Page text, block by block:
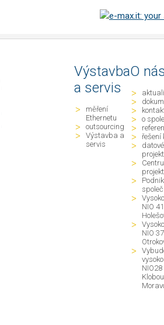
Výstavba
a servis
měření
Ethernetu
outsourcing
Výstavba a
servis
O
o
řešení
NIO
NIO